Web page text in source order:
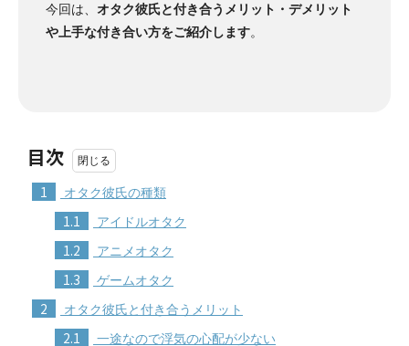
今回は、 オタク彼氏と付き合うメリット・デメリット
や上手な付き合い方をご紹介します。
目次
1 オタク彼氏の種類
1.1 アイドルオタク
1.2 アニメオタク
1.3 ゲームオタク
2 オタク彼氏と付き合うメリット
2.1 一途なので浮気の心配が少ない